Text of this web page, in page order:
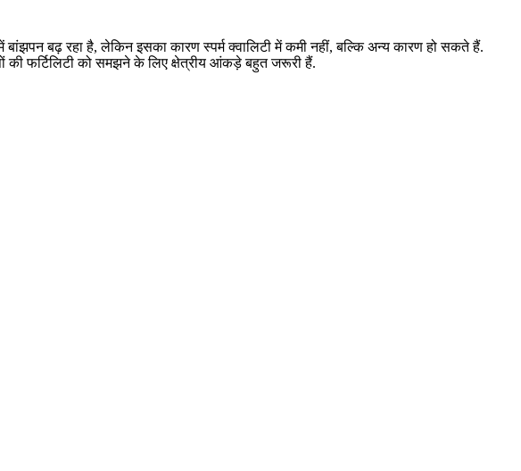
बांझपन बढ़ रहा है, लेकिन इसका कारण स्पर्म क्वालिटी में कमी नहीं, बल्कि अन्य कारण हो सकते हैं.
की फर्टिलिटी को समझने के लिए क्षेत्रीय आंकड़े बहुत जरूरी हैं.